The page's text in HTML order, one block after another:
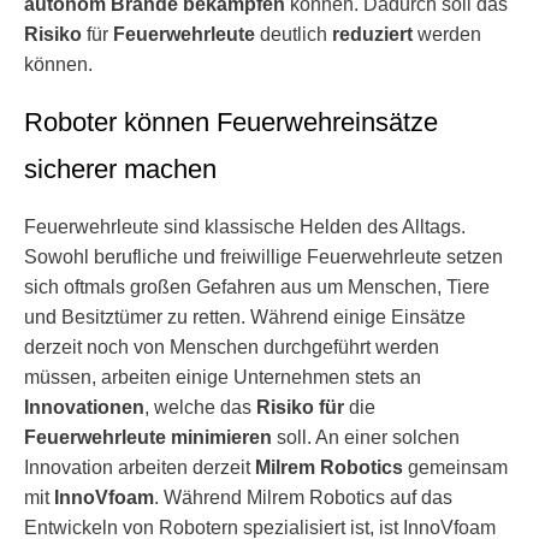
autonom Brände bekämpfen können. Dadurch soll das
Risiko für Feuerwehrleute deutlich reduziert werden
können.
Roboter können Feuerwehreinsätze
sicherer machen
Feuerwehrleute sind klassische Helden des Alltags.
Sowohl berufliche und freiwillige Feuerwehrleute setzen
sich oftmals großen Gefahren aus um Menschen, Tiere
und Besitztümer zu retten. Während einige Einsätze
derzeit noch von Menschen durchgeführt werden
müssen, arbeiten einige Unternehmen stets an
Innovationen, welche das Risiko für die
Feuerwehrleute minimieren soll. An einer solchen
Innovation arbeiten derzeit Milrem Robotics gemeinsam
mit InnoVfoam. Während Milrem Robotics auf das
Entwickeln von Robotern spezialisiert ist, ist InnoVfoam